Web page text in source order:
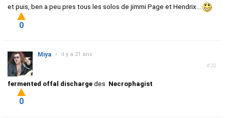
et puis, ben a peu pres tous les solos de jimmi Page et Hendrix...
0
#20
Miya • il y a 21 ans
fermented offal discharge des Necrophagist
0